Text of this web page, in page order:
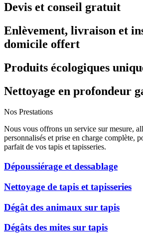
Devis et conseil gratuit
Enlèvement, livraison et
domicile offert
Produits écologiques
Nettoyage en profondeur
Nos Prestations
Nous vous offrons un service sur mesure,
personnalisés et prise en charge complète,
parfait de vos tapis et tapisseries.
Dépoussiérage et dessablage
Nettoyage de tapis et tapisseries
Dégât des animaux sur tapis
Dégâts des mites sur tapis